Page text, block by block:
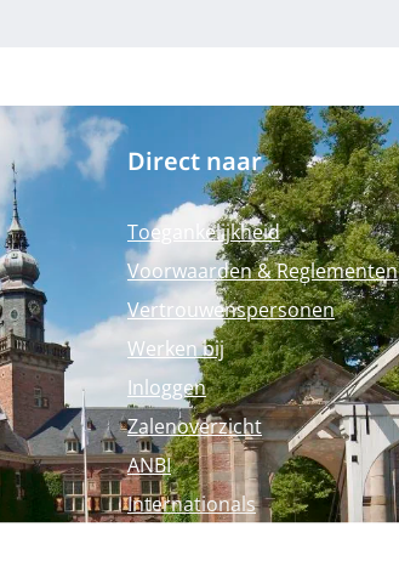
Direct naar
Toegankelijkheid
Voorwaarden & Reglementen
Vertrouwenspersonen
Werken bij
Inloggen
Zalenoverzicht
ANBI
Internationals